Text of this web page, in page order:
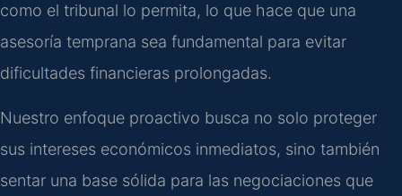
como el tribunal lo permita, lo que hace que una
asesoría temprana sea fundamental para evitar
dificultades financieras prolongadas.
Nuestro enfoque proactivo busca no solo proteger
sus intereses económicos inmediatos, sino también
sentar una base sólida para las negociaciones que